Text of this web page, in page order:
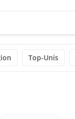
Top-Unis